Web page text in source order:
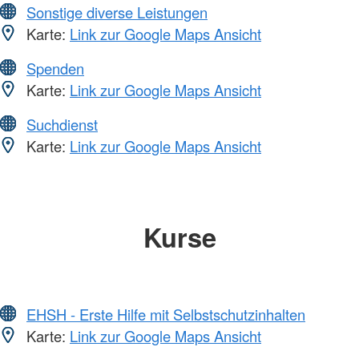
Sonstige diverse Leistungen
Karte: Link zur Google Maps Ansicht
Spenden
Karte: Link zur Google Maps Ansicht
Suchdienst
Karte: Link zur Google Maps Ansicht
Kurse
EHSH - Erste Hilfe mit Selbstschutzinhalten
Karte: Link zur Google Maps Ansicht